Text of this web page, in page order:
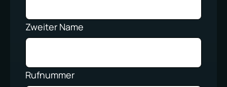
Zweiter Name
Rufnummer